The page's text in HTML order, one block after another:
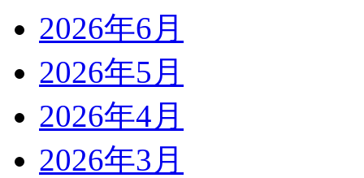
2026年6月
2026年5月
2026年4月
2026年3月